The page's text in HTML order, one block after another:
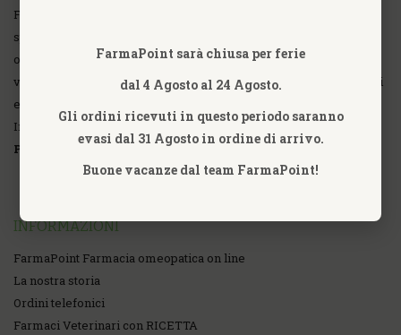
FarmaPoint Farmacia Omeopatica Online fondata nell'anno 2007,
specializzata nella commercializzazione al dettaglio, vendita
online di prodotti Omeopatici, Omotossicologici, Farmaci ad uso
veterinario, Sat Terapia, Fitoterapia, Fiori di Bach, Fiori Australiani
e Californiani, Nutripuntura, Prodotti Ayurvedici, Erboristici ed
Integratori Alimentari di tutte le Aziende.
P.iva 09318791002
INFORMAZIONI
FarmaPoint Farmacia omeopatica on line
La nostra storia
Ordini telefonici
Farmaci Veterinari con RICETTA
FarmaPoint sarà chiusa per ferie
dal 4 Agosto al 24 Agosto.
Gli ordini ricevuti in questo periodo saranno
evasi dal 31 Agosto in ordine di arrivo.
Buone vacanze dal team FarmaPoint!